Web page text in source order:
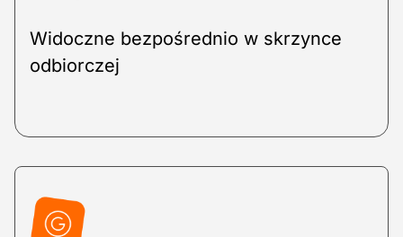
Widoczne bezpośrednio w skrzynce
odbiorczej